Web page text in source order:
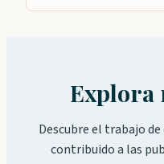
Explora
Descubre el trabajo
contribuido a las